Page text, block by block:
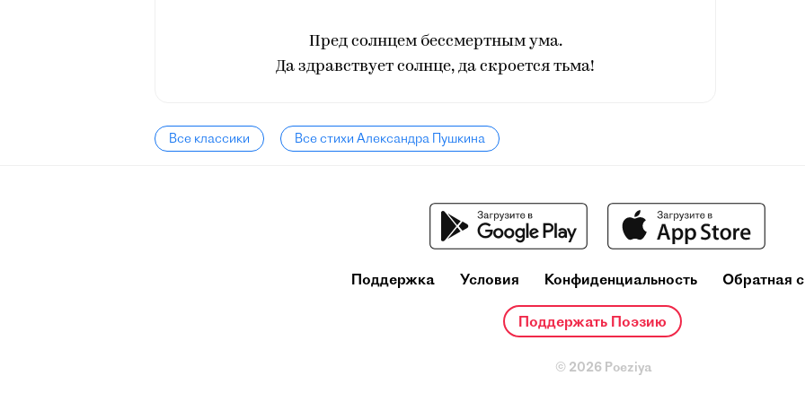
Пред солнцем бессмертным ума.
Да здравствует солнце, да скроется тьма!
Все классики Все стихи Александра Пушкина
Поддержка Условия Конфиденциальность Обратная
Поддержать Поэзию
© 2026 Poeziya